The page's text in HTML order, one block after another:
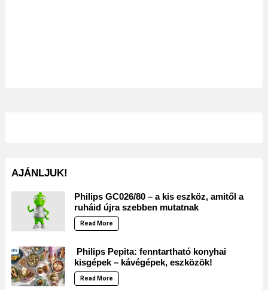
AJÁNLJUK!
Philips GC026/80 – a kis eszköz, amitől a
ruháid újra szebben mutatnak
Read More
Philips Pepita: fenntartható konyhai
kisgépek – kávégépek, eszközök!
Read More